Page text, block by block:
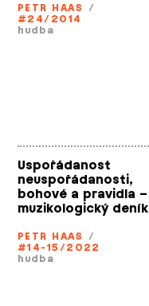
PETR HAAS /
#24/2014
hudba
Uspořádanost
neuspořádanosti,
bohové a pravidla –
muzikologický deník
PETR HAAS /
#14-15/2022
hudba